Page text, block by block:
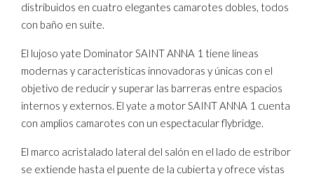
distribuidos en cuatro elegantes camarotes dobles, todos
con baño en suite.
El lujoso yate Dominator SAINT ANNA 1 tiene líneas
modernas y características innovadoras y únicas con el
objetivo de reducir y superar las barreras entre espacios
internos y externos. El yate a motor SAINT ANNA 1 cuenta
con amplios camarotes con un espectacular flybridge.
El marco acristalado lateral del salón en el lado de estribor
se extiende hasta el puente de la cubierta y ofrece vistas